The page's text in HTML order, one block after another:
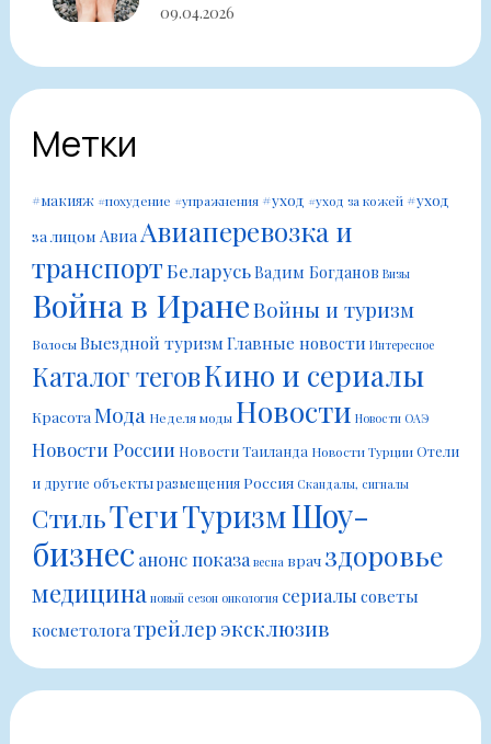
09.04.2026
Метки
#макияж #похудение #упражнения #уход #уход за кожей #уход
за лицом Авиа Авиаперевозка и
транспортБеларусьВадим Богданов Визы
Война в ИранеВойны и туризм
ВолосыВыездной туризмГлавные новости Интересное
Каталог теговКино и сериалы
Красота Мода Неделя моды Новости Новости ОАЭ
Новости России Новости Таиланда Новости ТурцииОтели
и другие объекты размещенияРоссия Скандалы, сигналы
СтильТегиТуризмШоу-
бизнес анонс показа весна врач здоровье
медицина новый сезон онкология сериалы советы
косметологатрейлер эксклюзив